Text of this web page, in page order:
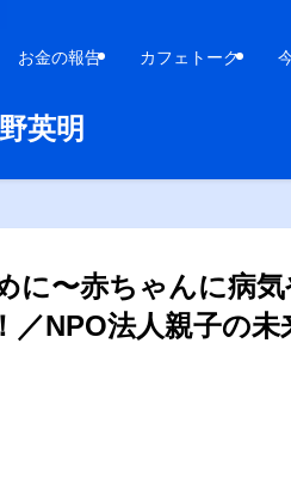
英明
お金の報告 カフェトーク
に〜赤ちゃんに病
NPO法人親子の未